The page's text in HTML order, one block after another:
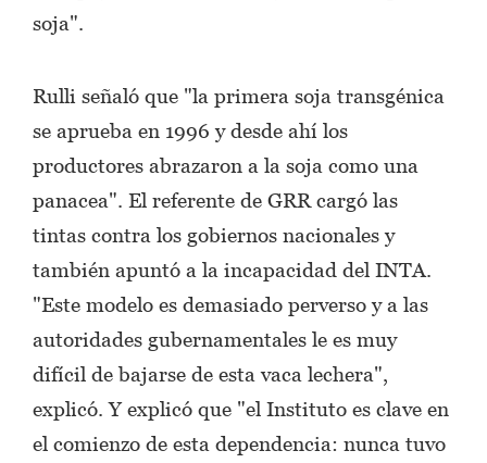
soja".
Rulli señaló que "la primera soja transgénica
se aprueba en 1996 y desde ahí los
productores abrazaron a la soja como una
panacea". El referente de GRR cargó las
tintas contra los gobiernos nacionales y
también apuntó a la incapacidad del INTA.
"Este modelo es demasiado perverso y a las
autoridades gubernamentales le es muy
difícil de bajarse de esta vaca lechera",
explicó. Y explicó que "el Instituto es clave en
el comienzo de esta dependencia: nunca tuvo